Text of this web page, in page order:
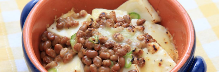
酢 調味酢
お酢ドリンク ぽん酢
新商品一覧
キャンペーン情報
ブランド・スペシャルサイト